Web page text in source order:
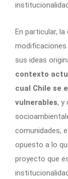
En particular,
modificaciones
sus ideas
contexto
cual Chile se
vulnerables, y
comunidades,
opuesto a lo
proyecto que